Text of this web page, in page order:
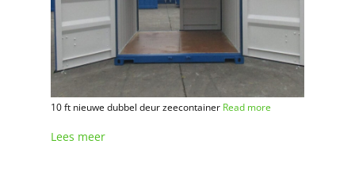
10 ft nieuwe dubbel deur zeecontainer Read more
Lees meer